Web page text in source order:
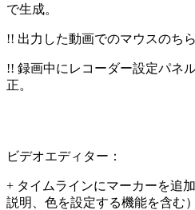
で生成。
!! 出力した動画でのマウスのち
!! 録画中にレコーダー設定パネ
正。
ビデオエディター：
+ タイムラインにマーカーを追
説明、色を設定する機能を含む）